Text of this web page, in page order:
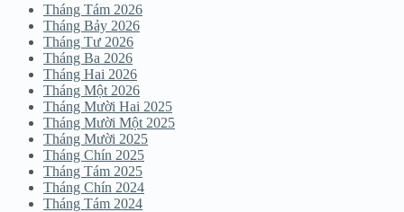
Tháng Tám 2026
Tháng Bảy 2026
Tháng Tư 2026
Tháng Ba 2026
Tháng Hai 2026
Tháng Một 2026
Tháng Mười Hai 2025
Tháng Mười Một 2025
Tháng Mười 2025
Tháng Chín 2025
Tháng Tám 2025
Tháng Chín 2024
Tháng Tám 2024